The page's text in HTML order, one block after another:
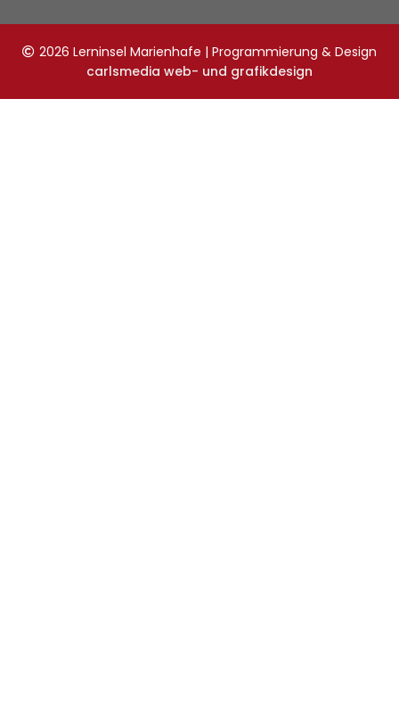
2026 Lerninsel Marienhafe | Programmierung & Design
carlsmedia web- und grafikdesign